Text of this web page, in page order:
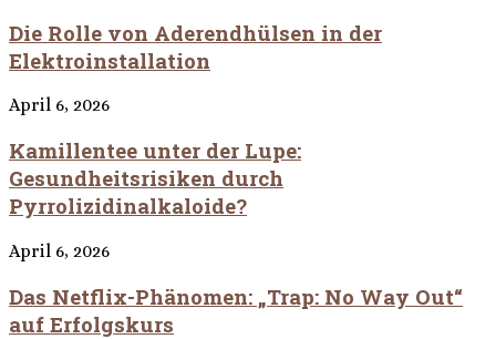
Die Rolle von Aderendhülsen in der
Elektroinstallation
April 6, 2026
Kamillentee unter der Lupe:
Gesundheitsrisiken durch
Pyrrolizidinalkaloide?
April 6, 2026
Das Netflix-Phänomen: „Trap: No Way Out“
auf Erfolgskurs